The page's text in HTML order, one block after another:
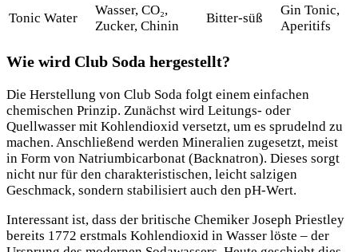
Tonic Water
Wasser, CO₂,
Zucker, Chinin
Bitter-süß
Gin Tonic,
Aperitifs
Wie wird Club Soda hergestellt?
Die Herstellung von Club Soda folgt einem einfachen
chemischen Prinzip. Zunächst wird Leitungs- oder
Quellwasser mit Kohlendioxid versetzt, um es sprudelnd zu
machen. Anschließend werden Mineralien zugesetzt, meist
in Form von Natriumbicarbonat (Backnatron). Dieses sorgt
nicht nur für den charakteristischen, leicht salzigen
Geschmack, sondern stabilisiert auch den pH-Wert.
Interessant ist, dass der britische Chemiker Joseph Priestley
bereits 1772 erstmals Kohlendioxid in Wasser löste – der